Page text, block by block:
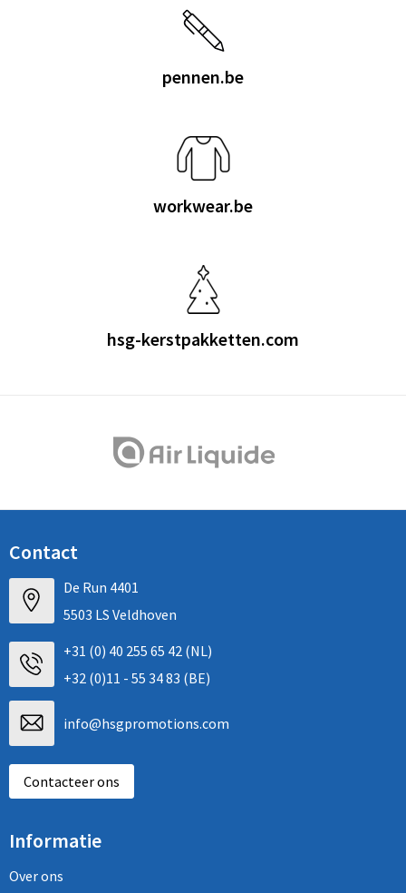
pennen.be
workwear.be
hsg-kerstpakketten.com
Contact
De Run 4401
5503 LS Veldhoven
+31 (0) 40 255 65 42 (NL)
+32 (0)11 - 55 34 83 (BE)
info@hsgpromotions.com
Contacteer ons
Informatie
Over ons